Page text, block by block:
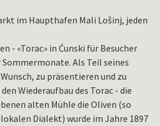
im Haupthafen Mali Lošinj, jeden
- «Torac» in Ćunski für Besucher
Als Teil seines
zu präsentieren und zu
Wiederaufbau des Torac - die
alten Mühle die Oliven (so
Dialekt) wurde im Jahre 1897